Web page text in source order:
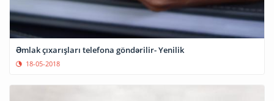
Əmlak çıxarışları telefona göndərilir- Yenilik
18-05-2018